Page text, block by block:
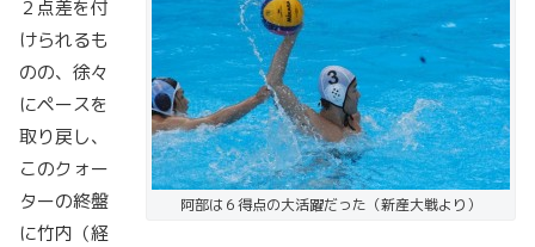
阿部は６得点の大活躍だった（新産大戦より）
２点差を付
けられるも
のの、徐々
にペースを
取り戻し、
このクォー
ターの終盤
に竹内（経